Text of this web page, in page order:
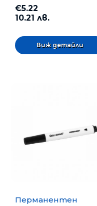
€5.22
10.21 лв.
Виж детайли
Перманентен